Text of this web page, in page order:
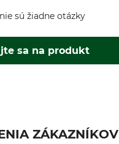
sa na produkt
sú žiadne otázky
ZÁKAZNÍKOV